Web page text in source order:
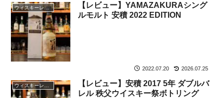
ウィスキーレビュー
【レビュー】YAMAZAKURAシング
ルモルト 安積 2022 EDITION
2022.07.20 2026.07.25
ウィスキーレビュー
【レビュー】安積 2017 5年 ダブルバ
レル 秩父ウイスキー祭ボトリング